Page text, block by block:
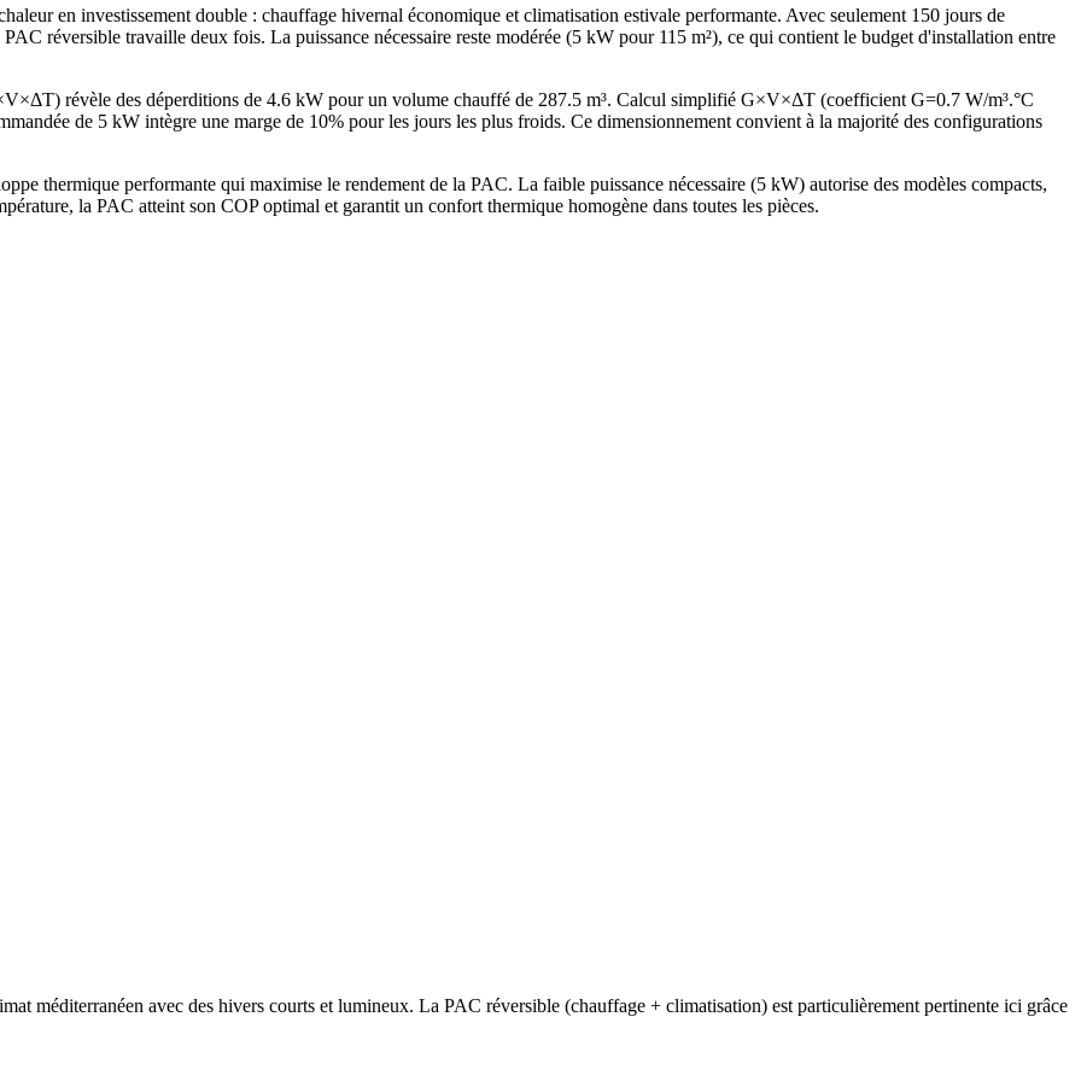
en investissement double : chauffage hivernal économique et climatisation estivale performante. Avec seulement 150 jours de
réversible travaille deux fois. La puissance nécessaire reste modérée (5 kW pour 115 m²), ce qui contient le budget d'installation entre
révèle des déperditions de 4.6 kW pour un volume chauffé de 287.5 m³. Calcul simplifié G×V×ΔT (coefficient G=0.7 W/m³.°C
de 5 kW intègre une marge de 10% pour les jours les plus froids. Ce dimensionnement convient à la majorité des configurations
thermique performante qui maximise le rendement de la PAC. La faible puissance nécessaire (5 kW) autorise des modèles compacts,
la PAC atteint son COP optimal et garantit un confort thermique homogène dans toutes les pièces.
méditerranéen avec des hivers courts et lumineux. La PAC réversible (chauffage + climatisation) est particulièrement pertinente ici grâce